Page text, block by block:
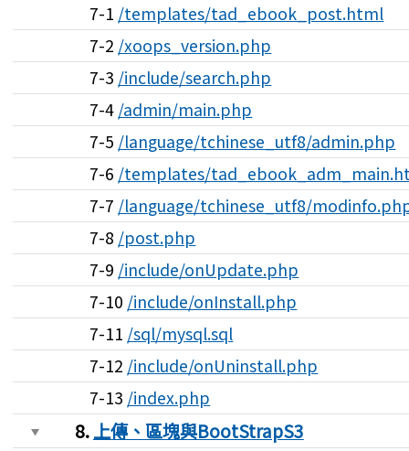
7-1 /templates/tad_ebook_post.html
7-2 /xoops_version.php
7-3 /include/search.php
7-4 /admin/main.php
7-5 /language/tchinese_utf8/admin.php
7-6 /templates/
7-7 /language/tchinese_utf8/
7-8 /post.php
7-9 /include/onUpdate.php
7-10 /include/onInstall.php
7-11 /sql/mysql.sql
7-12 /include/onUninstall.php
7-13 /index.php
8.上傳、區塊與BootStrapS3